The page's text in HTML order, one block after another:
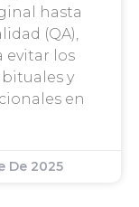
hasta
(QA),
evitar los
y
en
De 2025